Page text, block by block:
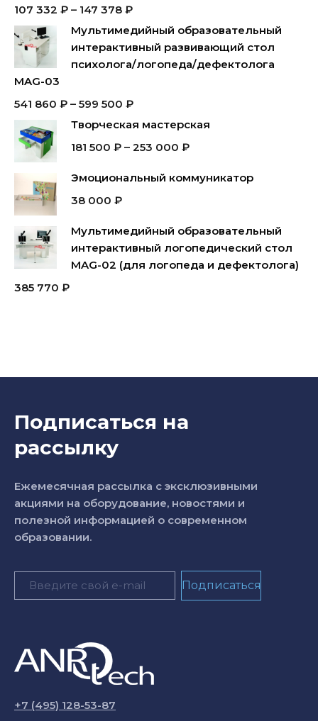
107 332 ₽ – 147 378 ₽
Мультимедийный образовательный
интерактивный развивающий стол
психолога/логопеда/дефектолога
MAG-03
541 860 ₽ – 599 500 ₽
Творческая мастерская
181 500 ₽ – 253 000 ₽
Эмоциональный коммуникатор
38 000 ₽
Мультимедийный образовательный
интерактивный логопедический стол
MAG-02 (для логопеда и дефектолога)
385 770 ₽
Подписаться на
рассылку
Ежемесячная рассылка с эксклюзивными
акциями на оборудование, новостями и
полезной информацией о современном
образовании.
+7 (495) 128-53-87